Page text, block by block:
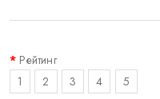
Рейтинг
1
2 3 4 5